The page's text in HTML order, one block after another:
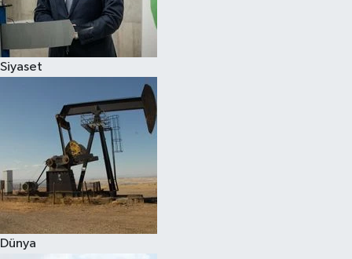
Siyaset
Dünya
Spor
Çocuk
Eğitim
Hava Durumu
Kadın